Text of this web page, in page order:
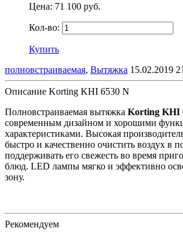
Цена: 71 100 руб.
Кол-во:
Купить
полновстраиваемая, Вытяжка 15.02.2019
Описание Korting KHI 6530 N
Полновстраиваемая вытяжка Korting KHI
современным дизайном и хорошими
характеристиками. Высокая
быстро и качественно очистить воздух в
поддерживать его свежесть во время
блюд. LED лампы мягко и эффективно
зону.
Рекомендуем